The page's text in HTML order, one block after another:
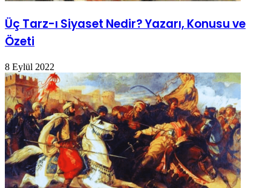
Üç Tarz-ı Siyaset Nedir? Yazarı, Konusu ve
Özeti
8 Eylül 2022